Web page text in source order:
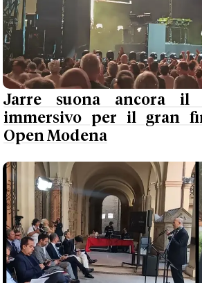
Jarre suona ancora il
immersivo per il gran
Open Modena